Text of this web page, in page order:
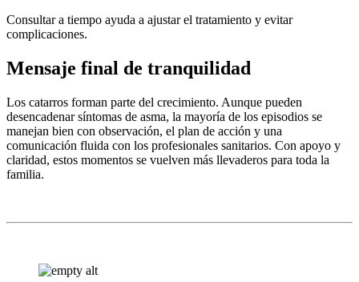
Consultar a tiempo ayuda a ajustar el tratamiento y evitar
complicaciones.
Mensaje final de tranquilidad
Los catarros forman parte del crecimiento. Aunque pueden
desencadenar síntomas de asma, la mayoría de los episodios se
manejan bien con observación, el plan de acción y una
comunicación fluida con los profesionales sanitarios. Con apoyo y
claridad, estos momentos se vuelven más llevaderos para toda la
familia.